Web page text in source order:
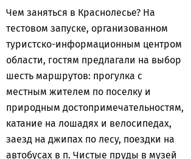
Чем заняться в Краснолесье? На
тестовом запуске, организованном
туристско-информационным центром
области, гостям предлагали на выбор
шесть маршрутов: прогулка с
местным жителем по поселку и
природным достопримечательностям,
катание на лошадях и велосипедах,
заезд на джипах по лесу, поездки на
автобусах в п. Чистые пруды в музей